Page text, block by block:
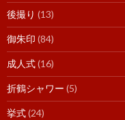
後撮り (13)
御朱印 (84)
成人式(16)
折鶴シャワー (5)
挙式(24)